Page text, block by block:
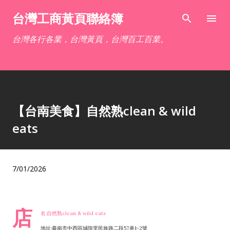
跳到主要內容
台灣工商黃頁聯絡簿
台灣各行各業，台灣黃頁，台灣百工百業。
【台南美食】自然熟clean & wild
eats
7/01/2026
店 名:自然熟clean & wild eats
地址:臺南市中西區城隍里民族路二段57巷1-2號